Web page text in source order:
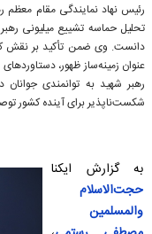
رئیس نهاد نمایندگی مقام معظم
تحلیل حماسه‌ تشییع میلیونی
دانست. وی ضمن تأکید بر نقش
عنوان زمینه‌ساز ظهور، دستاوردهای
رهبر شهید به توانمندی
شکست‌ناپذیر برای آینده کشور
به گزارش ایکنا
حجت‌الاسلام
والمسلمین